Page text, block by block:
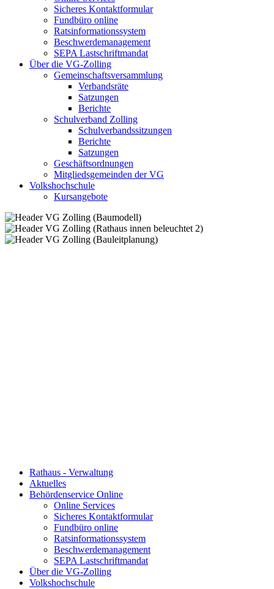
Sicheres Kontaktformular
Fundbüro online
Ratsinformationssystem
Beschwerdemanagement
SEPA Lastschriftmandat
Über die VG-Zolling
Gemeinschaftsversammlung
Verbandsräte
Satzungen
Berichte
Schulverband Zolling
Schulverbandssitzungen
Berichte
Satzungen
Geschäftsordnungen
Mitgliedsgemeinden der VG
Volkshochschule
Kursangebote
Rathaus - Verwaltung
Aktuelles
Behördenservice Online
Online Services
Sicheres Kontaktformular
Fundbüro online
Ratsinformationssystem
Beschwerdemanagement
SEPA Lastschriftmandat
Über die VG-Zolling
Volkshochschule